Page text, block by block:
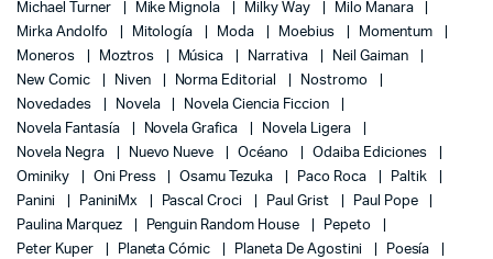
Michael Turner
Mike Mignola Milky Way
Milo Manara
Mirka Andolfo
Mitología Moda Moebius
Momentum
Moneros
Moztros Música Narrativa
Neil Gaiman
New Comic
Niven Norma Editorial
Nostromo
Novedades
Novela
Novela Ciencia Ficcion
Novela Fantasía
Novela Grafica
Novela Ligera
Novela Negra
Nuevo Nueve Océano
Odaiba Ediciones
Ominiky
Oni Press Osamu Tezuka Paco Roca
Paltik
Panini
PaniniMx Pascal Croci Paul Grist
Paul Pope
Paulina Marquez
Penguin Random House
Pepeto
Peter Kuper
Planeta Cómic Planeta De Agostini
Poesía